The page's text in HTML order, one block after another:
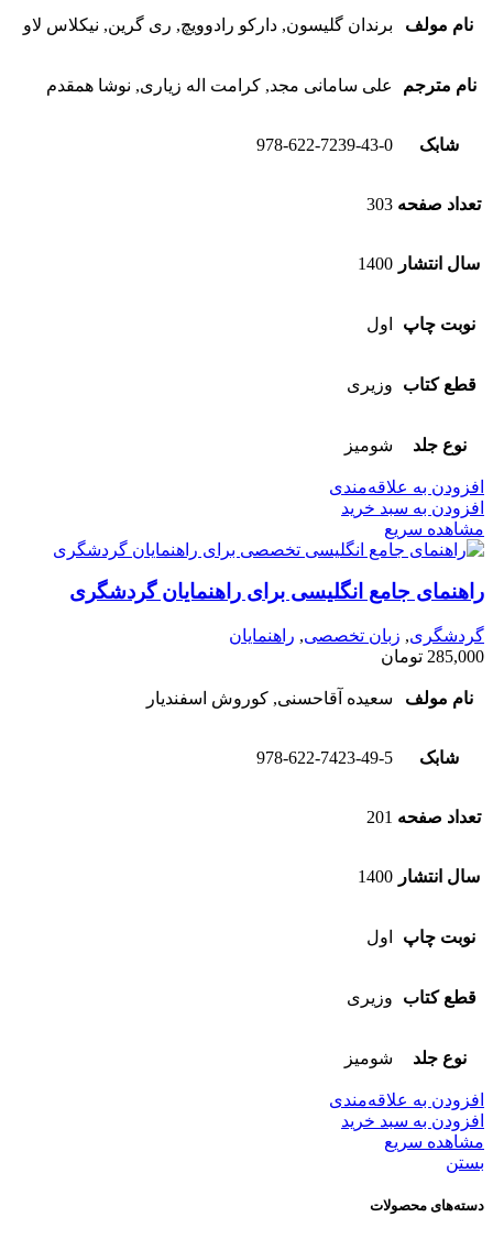
نام مولف برندان گلیسون, دارکو رادوویچ, ری گرین, نیکلاس لاو
نام مترجم علی سامانی مجد, کرامت اله زیاری, نوشا همقدم
شابک 978-622-7239-43-0
تعداد صفحه 303
سال انتشار 1400
نوبت چاپ اول
قطع کتاب وزیری
نوع جلد شومیز
افزودن به علاقه‌مندی
افزودن به سبد خرید
مشاهده سریع
راهنمای جامع انگلیسی برای راهنمایان گردشگری
گردشگری, زبان تخصصی, راهنمایان
285,000 تومان
نام مولف سعیده آقا‌حسنی, کوروش اسفندیار
شابک 978-622-7423-49-5
تعداد صفحه 201
سال انتشار 1400
نوبت چاپ اول
قطع کتاب وزیری
نوع جلد شومیز
افزودن به علاقه‌مندی
افزودن به سبد خرید
مشاهده سریع
بستن
دسته‌های محصولات